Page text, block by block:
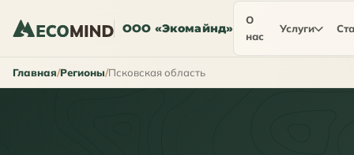
ООО «Экомайнд»
О
нас
Услуги
Главная Регионы Псковская область